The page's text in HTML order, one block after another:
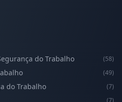
do Trabalho (58)
(49)
do Trabalho (7)
(7)